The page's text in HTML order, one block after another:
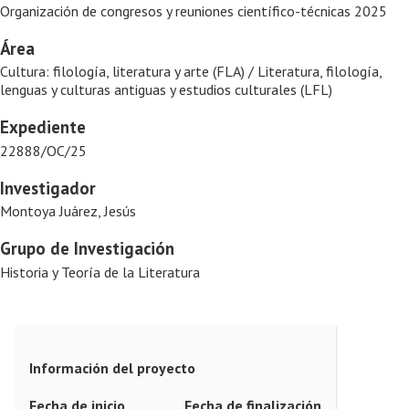
Organización de congresos y reuniones científico-técnicas 2025
Área
Cultura: filología, literatura y arte (FLA) / Literatura, filología,
lenguas y culturas antiguas y estudios culturales (LFL)
Expediente
22888/OC/25
Investigador
Montoya Juárez, Jesús
Grupo de Investigación
Historia y Teoría de la Literatura
Información del proyecto